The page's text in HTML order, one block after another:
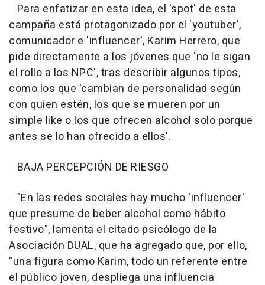
Para enfatizar en esta idea, el 'spot' de esta
campaña está protagonizado por el 'youtuber',
comunicador e 'influencer', Karim Herrero, que
pide directamente a los jóvenes que 'no le sigan
el rollo a los NPC', tras describir algunos tipos,
como los que 'cambian de personalidad según
con quien estén, los que se mueren por un
simple like o los que ofrecen alcohol solo porque
antes se lo han ofrecido a ellos'.
BAJA PERCEPCIÓN DE RIESGO
"En las redes sociales hay mucho 'influencer'
que presume de beber alcohol como hábito
festivo", lamenta el citado psicólogo de la
Asociación DUAL, que ha agregado que, por ello,
"una figura como Karim, todo un referente entre
el público joven, despliega una influencia